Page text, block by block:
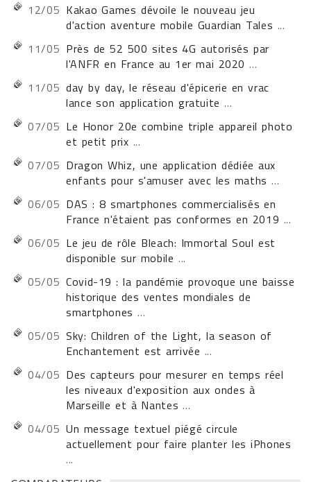
12/05 Kakao Games dévoile le nouveau jeu
d'action aventure mobile Guardian Tales ...
11/05 Près de 52 500 sites 4G autorisés par
l'ANFR en France au 1er mai 2020...
11/05 day by day, le réseau d'épicerie en vrac
lance son application gratuite...
07/05 Le Honor 20e combine triple appareil photo
et petit prix ...
07/05 Dragon Whiz, une application dédiée aux
enfants pour s'amuser avec les maths ...
06/05 DAS : 8 smartphones commercialisés en
France n'étaient pas conformes en 2019 ...
06/05 Le jeu de rôle Bleach: Immortal Soul est
disponible sur mobile ...
05/05 Covid-19 : la pandémie provoque une baisse
historique des ventes mondiales de
smartphones ...
05/05 Sky: Children of the Light, la season of
Enchantement est arrivée ...
04/05 Des capteurs pour mesurer en temps réel
les niveaux d'exposition aux ondes à
Marseille et à Nantes ...
04/05 Un message textuel piégé circule
actuellement pour faire planter les iPhones
...